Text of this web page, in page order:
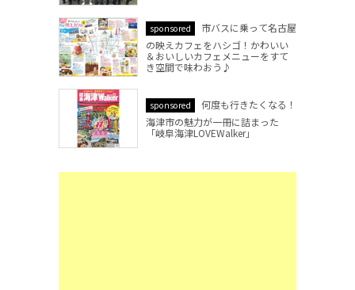
sponsored
市バスに乗って名古屋
の映えカフェをハシゴ！かわいい
＆おいしいカフェメニューをすて
き空間で味わおう♪
sponsored
何度も行きたくなる！
海津市の魅力が一冊に詰まった
「岐阜海津LOVEWalker」